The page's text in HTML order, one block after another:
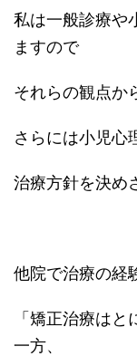
私は一般診療や
ますので
それらの観点か
さらには小児心
治療方針を決め
他院で治療の経
「矯正治療は
一方、